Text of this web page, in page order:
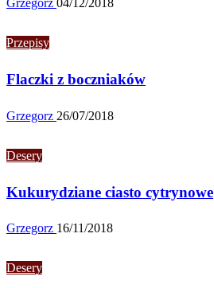
Grzegorz 04/12/2018
Przepisy
Flaczki z boczniaków
Grzegorz 26/07/2018
Desery
Kukurydziane ciasto cytrynowe
Grzegorz 16/11/2018
Desery